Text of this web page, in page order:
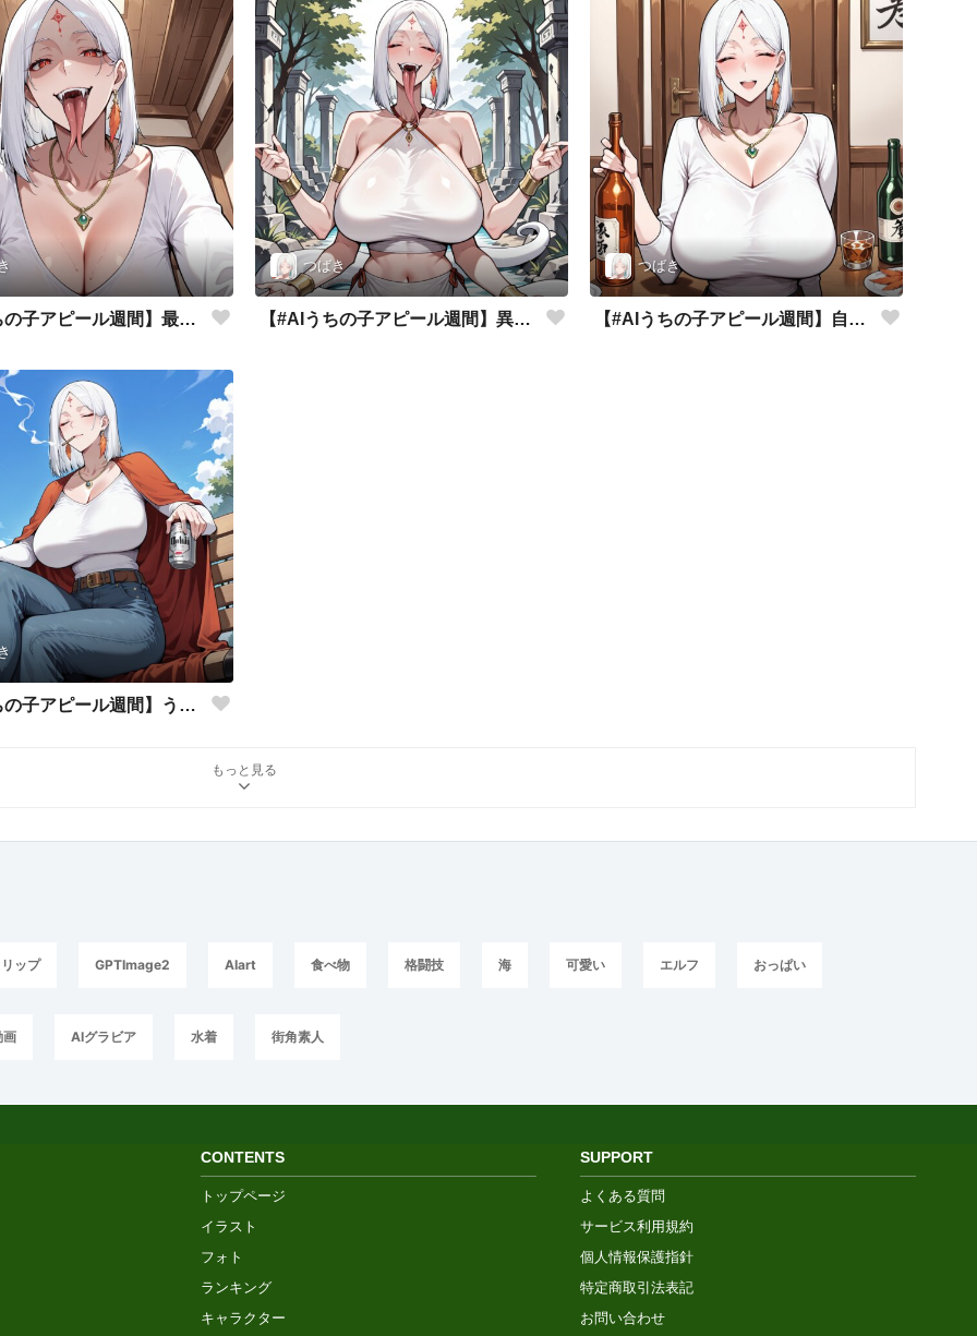
【#AIうちの子アピール週間】最高の笑顔
つばき
【#AIうちの子アピール週間】異世界異業種パラレル
つばき
【#AIうちの子アピール週間】自慢の特技披露
【#AIうちの子アピール週間】うちの子自己紹介
もっと見る
ップ GPTImage2 AIart 食べ物 格闘技 海 可愛い エルフ おっぱい
画 AIグラビア 水着 街角素人
SUPPORT
よくある質問
サービス利用規約
個人情報保護指針
特定商取引法表記
お問い合わせ
CONTENTS
トップページ
イラスト
フォト
ランキング
キャラクター